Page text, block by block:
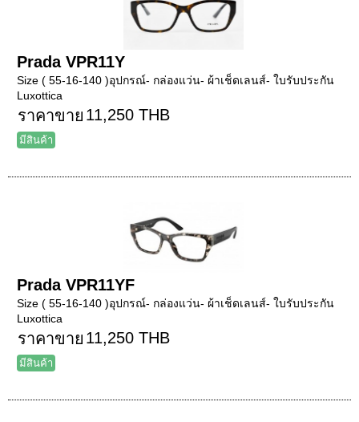
Prada VPR11Y
Size ( 55-16-140 )อุปกรณ์- กล่องแว่น- ผ้าเช็ดเลนส์- ใบรับประกัน
Luxottica
ราคาขาย 11,250 THB
มีสินค้า
Prada VPR11YF
Size ( 55-16-140 )อุปกรณ์- กล่องแว่น- ผ้าเช็ดเลนส์- ใบรับประกัน
Luxottica
ราคาขาย 11,250 THB
มีสินค้า